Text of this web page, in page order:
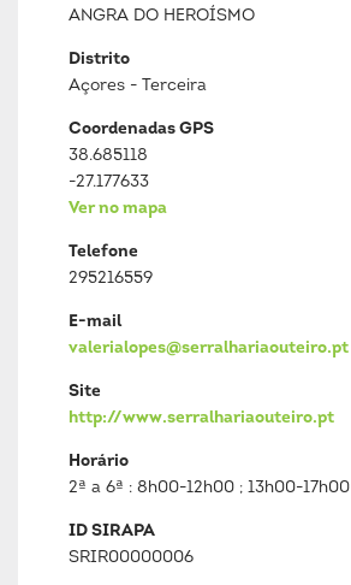
ANGRA DO HEROÍSMO
Distrito
Açores - Terceira
Coordenadas GPS
38.685118
-27.177633
Ver no mapa
Telefone
295216559
E-mail
valerialopes@serralhariaouteiro.pt
Site
http://www.serralhariaouteiro.pt
Horário
2ª a 6ª : 8h00-12h00 ; 13h00-17h00
ID SIRAPA
SRIR00000006